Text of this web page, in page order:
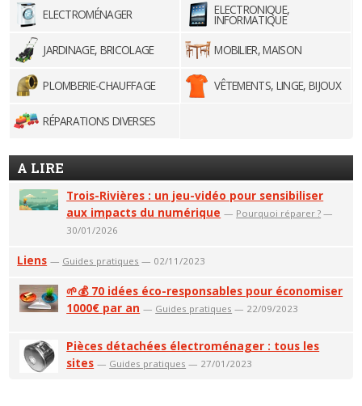
ELECTROMÉNAGER ELECTRONIQUE,
INFORMATIQUE
JARDINAGE, BRICOLAGE
MOBILIER, MAISON
PLOMBERIE-CHAUFFAGE VÊTEMENTS, LINGE, BIJOUX
RÉPARATIONS DIVERSES
A LIRE
Trois-Rivières : un jeu-vidéo pour sensibiliser
aux impacts du numérique — Pourquoi réparer ? —
30/01/2026
Liens — Guides pratiques — 02/11/2023
🌱💰 70 idées éco-responsables pour économiser
1000€ par an — Guides pratiques — 22/09/2023
Pièces détachées électroménager : tous les
sites — Guides pratiques — 27/01/2023